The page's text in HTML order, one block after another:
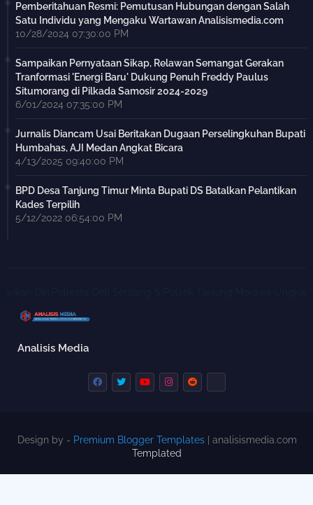
Pemberitahuan Resmi: Pemutusan Hubungan dengan Salah
Satu Individu yang Mengaku Wartawan Analisismedia.com
10/28/2024 07:30:00 PM
Sampaikan Pernyataan Sikap, Relawan Semangat Gerakan
Tranformasi 'Energi Baru' Dukung Penuh Freddy Paulus
Situmorang di Pilkada Samosir 2024-2029
6/01/2024 07:35:00 PM
Jurnalis Diancam Usai Beritakan Dugaan Perselingkuhan Bupati
Humbahas, AJI Medan Angkat Bicara
4/13/2025 09:40:00 PM
BPD Desa Tanjung Timur Minta Bupati DS Batalkan Pelantikan
Kades Terpilih
5/12/2022 06:54:00 PM
Analisis Media
Design by - Premium Blogger Templates| analisismedia.com
Templated